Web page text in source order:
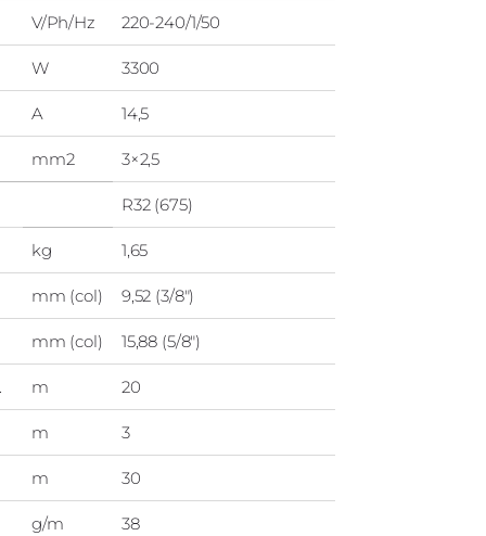
V/Ph/Hz 220-240/1/50
W 3300
A 14,5
mm2 3×2,5
R32 (675)
kg 1,65
mm (col) 9,52 (3/8″)
mm (col) 15,88 (5/8″)
m 20
m 3
m 30
g/m 38